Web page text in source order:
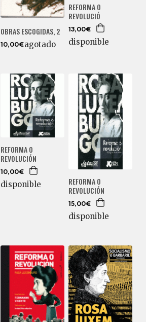
OBRAS ESCOGIDAS, 2
10,00€agotado
REFORMA O
REVOLUCIÓ
13,00€
disponible
REFORMA O
REVOLUCIÓN
10,00€
disponible
REFORMA O
REVOLUCIÓN
15,00€
disponible